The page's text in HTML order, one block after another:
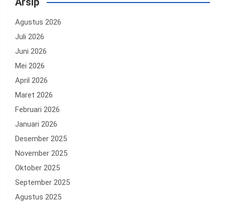
Agustus 2026
Juli 2026
Juni 2026
Mei 2026
April 2026
Maret 2026
Februari 2026
Januari 2026
Desember 2025
November 2025
Oktober 2025
September 2025
Agustus 2025